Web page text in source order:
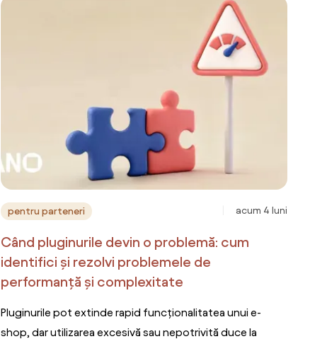
acum 4 luni
pentru parteneri
Când pluginurile devin o problemă: cum
identifici și rezolvi problemele de
performanță și complexitate
Pluginurile pot extinde rapid funcționalitatea unui e-
shop, dar utilizarea excesivă sau nepotrivită duce la